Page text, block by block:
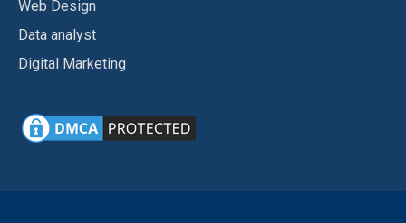
Web Design
Data analyst
Digital Marketing